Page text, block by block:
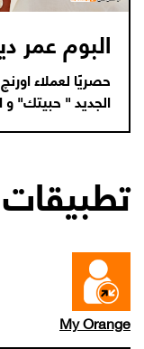
البوم عمر
الجديد " حبيتك"
My Orange